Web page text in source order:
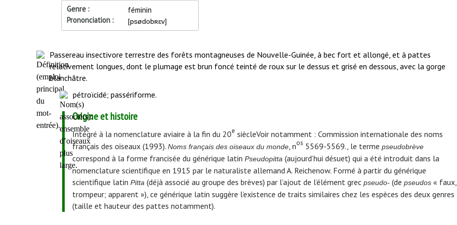
Genre
féminin
Prononciation
[psødobʀɛv]
Début
de
l'article
Passereau insectivore terrestre des forêts montagneuses de Nouvelle-Guinée, à bec fort et allongé, et à pattes
relativement longues, dont le plumage est brun foncé teinté de roux sur le dessus et grisé en dessous, avec la gorge
blanchâtre.
pétroïcidé; passériforme.
Origine et histoire
Intégré à la nomenclature aviaire à la fin du 20e siècleVoir notamment : Commission internationale des noms
français des oiseaux (1993). Noms français des oiseaux du monde, nos 5569-5569., le terme pseudobrève
correspond à la forme francisée du générique latin Pseudopitta (aujourd’hui désuet) qui a été introduit dans la
nomenclature scientifique en 1915 par le naturaliste allemand A. Reichenow. Formé à partir du générique
scientifique latin Pitta (déjà associé au groupe des brèves) par l’ajout de l’élément grec pseudo-(de pseudos « faux,
trompeur; apparent »), ce générique latin suggère l’existence de traits similaires chez les espèces des deux genres
(taille et hauteur des pattes notamment).